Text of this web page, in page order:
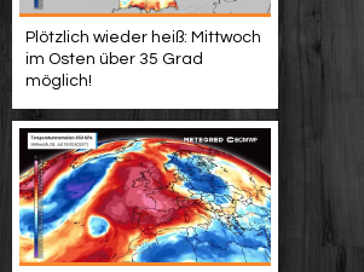
Plötzlich wieder heiß: Mittwoch
im Osten über 35 Grad
möglich!